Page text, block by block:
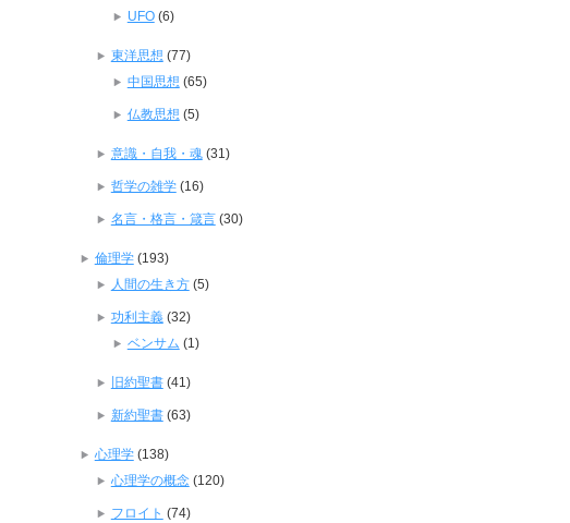
UFO(6)
東洋思想 (77)
中国思想 (65)
仏教思想 (5)
意識・自我・魂(31)
哲学の雑学(16)
名言・格言・箴言(30)
倫理学(193)
人間の生き方(5)
功利主義(32)
ベンサム (1)
旧約聖書(41)
新約聖書(63)
心理学(138)
心理学の概念(120)
フロイト (74)